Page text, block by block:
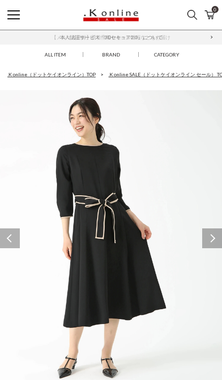
検索 カ
0
【メルマガ登録】新着情報やセール情報などをお届け
本人認証サービス「3Dセキュア2.0」について
ALL ITEM BRAND CATEGORY
.K online（ドットケイオンライン）TOP .K online SALE（ドットケイオンライン セール）